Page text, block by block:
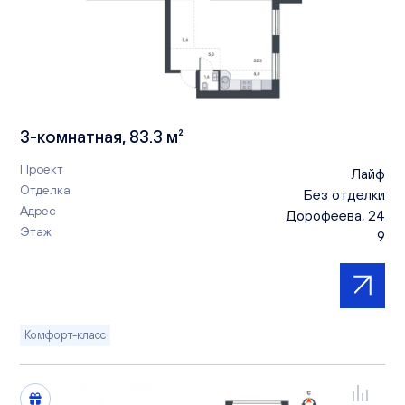
3-комнатная, 83.3 м²
Проект Лайф
Отделка Без отделки
Адрес Дорофеева, 24
Этаж 9
Комфорт-класс